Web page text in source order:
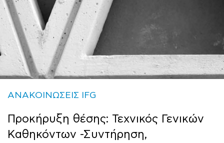
ΑΝΑΚΟΙΝΩΣΕΙΣ IFG
Προκήρυξη θέσης: Τεχνικός Γενικών
Καθηκόντων -Συντήρηση,